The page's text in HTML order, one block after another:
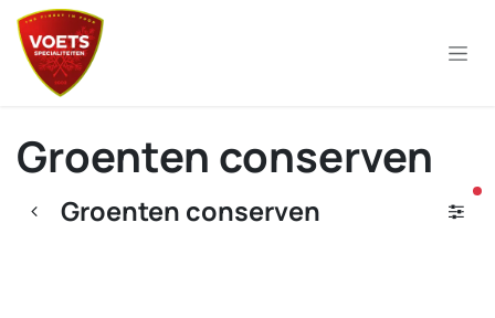
Overslaan naar inhoud
Groenten conserven
Groenten conserven